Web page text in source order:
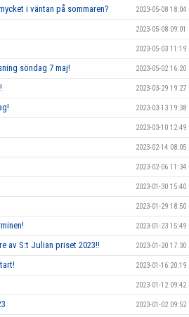
i väntan på sommaren? 2023-05-08 18:04
2023-05-08 09:01
2023-05-03 11:19
söndag 7 maj! 2023-05-02 16:20
2023-03-29 19:27
2023-03-13 19:38
2023-03-10 12:49
2023-02-14 08:05
2023-02-06 11:34
2023-01-30 15:40
2023-01-29 18:50
2023-01-23 15:49
av S:t Julian priset 2023!! 2023-01-20 17:30
2023-01-16 20:19
2023-01-12 09:42
2023-01-02 09:52